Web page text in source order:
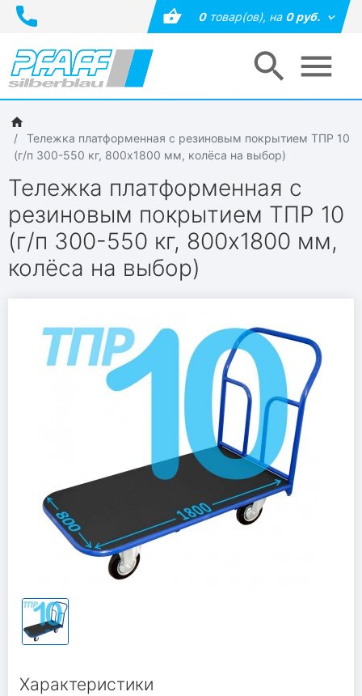
0товар(ов),на0 руб.
Тележка платформенная с резиновым покрытием ТПР 10
(г/п 300-550 кг, 800х1800 мм, колёса на выбор)
Тележка платформенная с
резиновым покрытием ТПР 10
(г/п 300-550 кг, 800х1800 мм,
колёса на выбор)
Характеристики